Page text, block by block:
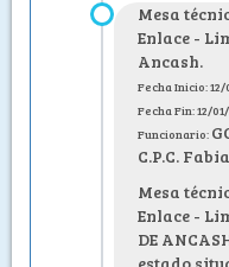
Mesa
Enlace -
Ancash.
Fecha Inicio:
Fecha Fin: 12/
Funcionario:
C.P.C.
Mesa
Enlace -
DE
estado